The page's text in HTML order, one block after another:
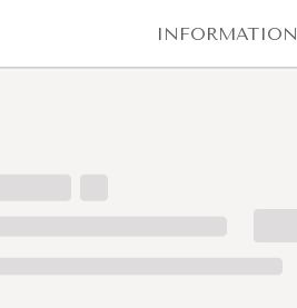
INFORMATION